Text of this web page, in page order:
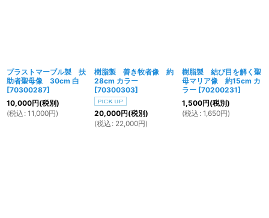
プラストマーブル製 扶
助者聖母像 30cm 白
[70300287]
10,000円(税別)
(税込 : 11,000円)
樹脂製 善き牧者像 約
28cm カラー
[70300303]
20,000円(税別)
(税込 : 22,000円)
樹脂製 結び目を解く聖
母マリア像 約15cm カ
ラー [70200231]
1,500円(税別)
(税込 : 1,650円)